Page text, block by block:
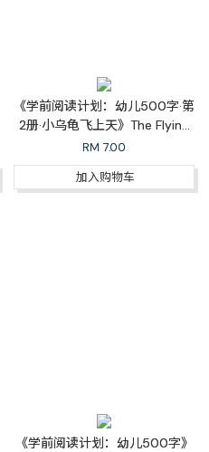
《学前阅读计划：幼儿500字·第
2册·小乌龟飞上天》The Flying
To Swim
RM 7.00
加入购物车
《学前阅读计划：幼儿500字》